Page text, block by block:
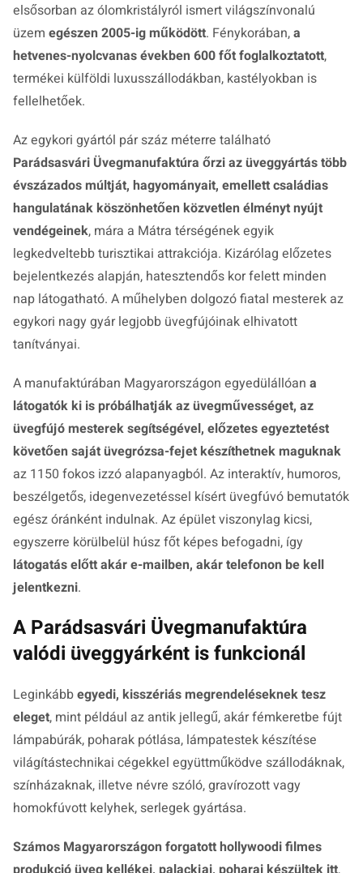
elsősorban az ólomkristályról ismert világszínvonalú
üzem egészen 2005-ig működött. Fénykorában,a
hetvenes-nyolcvanas években 600 főt foglalkoztatott,
termékei külföldi luxusszállodákban, kastélyokban is
fellelhetőek.
Az egykori gyártól pár száz méterre található
Parádsasvári Üvegmanufaktúra őrzi az üveggyártás több
évszázados múltját, hagyományait, emellett családias
hangulatának köszönhetően közvetlen élményt nyújt
vendégeinek, mára a Mátra térségének egyik
legkedveltebb turisztikai attrakciója. Kizárólag előzetes
bejelentkezés alapján, hatesztendős kor felett minden
nap látogatható. A műhelyben dolgozó fiatal mesterek az
egykori nagy gyár legjobb üvegfújóinak elhivatott
tanítványai.
A manufaktúrában Magyarországon egyedülállóan a
látogatók ki is próbálhatják az üvegművességet, az
üvegfújó mesterek segítségével, előzetes egyeztetést
követően saját üvegrózsa-fejet készíthetnek maguknak
az 1150 fokos izzó alapanyagból. Az interaktív, humoros,
beszélgetős, idegenvezetéssel kísért üvegfúvó bemutatók
egész óránként indulnak. Az épület viszonylag kicsi,
egyszerre körülbelül húsz főt képes befogadni, így
látogatás előtt akár e-mailben, akár telefonon be kell
jelentkezni.
A Parádsasvári Üvegmanufaktúra
valódi üveggyárként is funkcionál
Leginkábbegyedi, kisszériás megrendeléseknek tesz
eleget, mint például az antik jellegű, akár fémkeretbe fújt
lámpabúrák, poharak pótlása, lámpatestek készítése
világítástechnikai cégekkel együttműködve szállodáknak,
színházaknak, illetve névre szóló, gravírozott vagy
homokfúvott kelyhek, serlegek gyártása.
Számos Magyarországon forgatott hollywoodi filmes